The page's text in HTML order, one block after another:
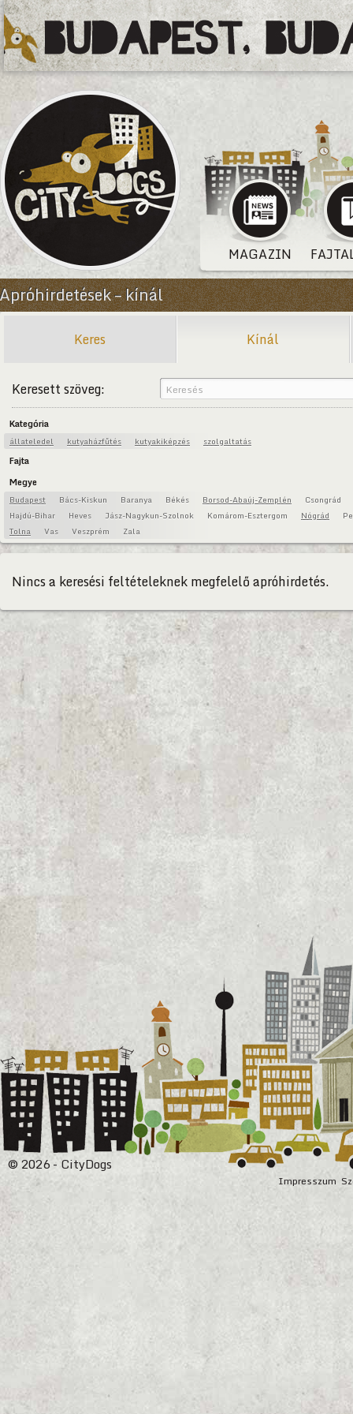
MAGAZIN
Apróhirdetések – kínál
Keres Kínál
Keresett szöveg:
Kategória
állateledel kutyaházfűtés kutyakiképzés szolgaltatás
Fajta
Megye
Budapest Bács-Kiskun Baranya Békés Borsod-Abaúj-Zemplén
Csongrád
Hajdú-Bihar
Heves Jász-Nagykun-Szolnok Komárom-Esztergom Nógrád
Tolna
Vas Veszprém Zala
Nincs a keresési feltételeknek megfelelő apróhirdetés.
Impresszum
© 2026 - CityDogs